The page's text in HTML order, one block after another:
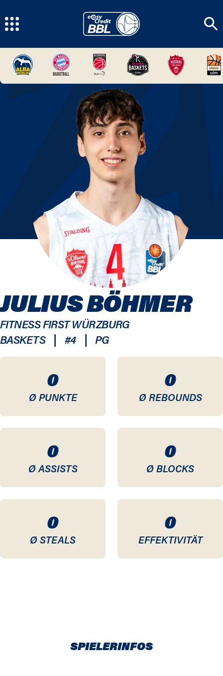
0
Ø PUNKTE
0
Ø REBOUNDS
0
Ø ASSISTS
0
Ø BLOCKS
0
Ø STEALS
0
EFFEKTIVITÄT
JULIUS BÖHMER
FITNESS FIRST WÜRZBURG
BASKETS | #4 | PG
SPIELERINFOS